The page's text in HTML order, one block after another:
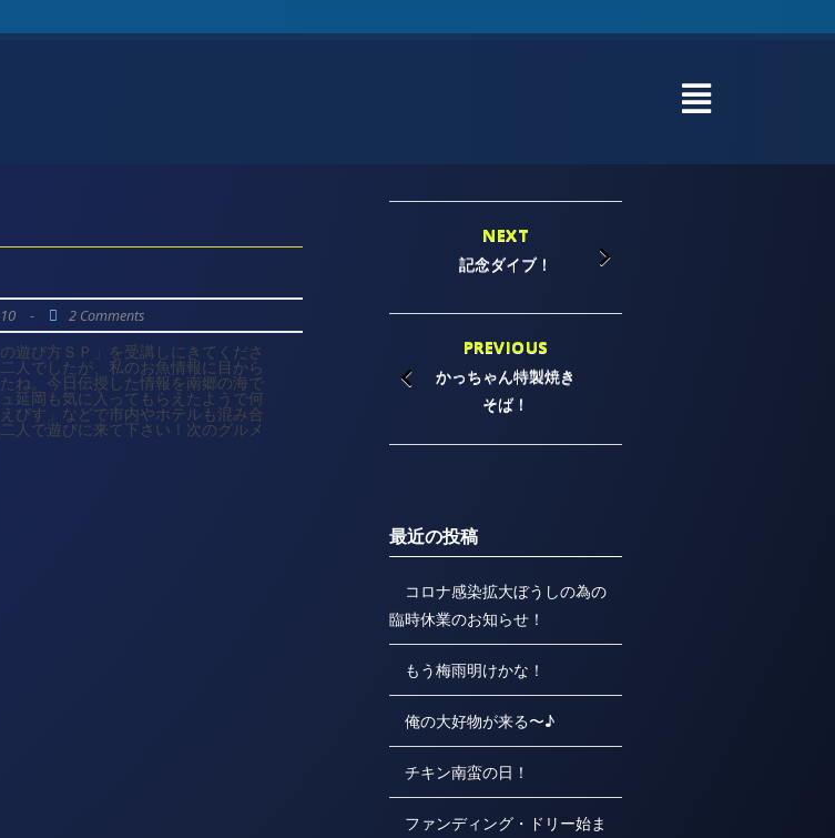
- 2 Comments
遊び方ＳＰ」を受講しにきてくださ
人でしたが、私のお魚情報に目から
ね。今日伝授した情報を南郷の海で
延岡も気に入ってもらえたようで何
びす」などで市内やホテルも混み合
人で遊びに来て下さい！次のグルメ
NEXT
記念ダイブ！
PREVIOUS
かっちゃん特製焼き
そば！
最近の投稿
コロナ感染拡大ぼうしの為の
臨時休業のお知らせ！
もう梅雨明けかな！
俺の大好物が来る〜♪
チキン南蛮の日！
ファンディング・ドリー始ま